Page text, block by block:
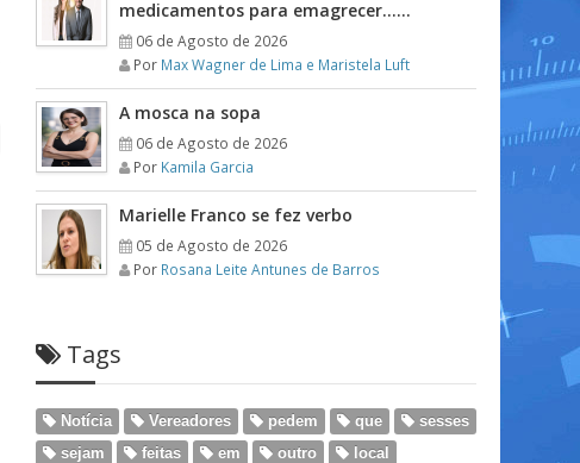
medicamentos para emagrecer……
06 de Agosto de 2026
Por Max Wagner de Lima e Maristela Luft
A mosca na sopa
06 de Agosto de 2026
Por Kamila Garcia
Marielle Franco se fez verbo
05 de Agosto de 2026
Por Rosana Leite Antunes de Barros
Tags
Notícia Vereadores pedem que
sesses
sejam
feitas em outro local